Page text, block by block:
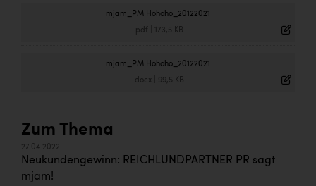
mjam_PM Hohoho_20122021
.pdf 173,5 KB
mjam_PM Hohoho_20122021
.docx| 99,5 KB
Zum Thema
27.04.2022
Neukundengewinn: REICHLUNDPARTNER PR sagt
mjam!